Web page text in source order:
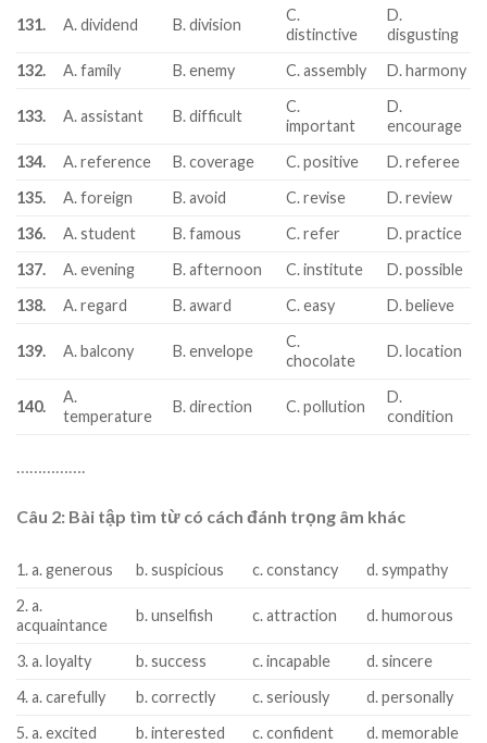
131. A. dividend B. division
C.
distinctive
D.
disgusting
132.
A. family B. enemy C. assembly D. harmony
133. A. assistant B. difficult
C.
important
D.
encourage
134.
A. reference B. coverage C. positive
D. referee
135.
A. foreign B. avoid C. revise
D. review
136.
A. student B. famous C. refer
D. practice
137.
A. evening B. afternoon C. institute
D. possible
138.
A. regard B. award C. easy D. believe
139. A. balcony B. envelope
C.
chocolate
D. location
140.
A.
temperature
B. direction C. pollution
D.
condition
…………….
Câu 2: Bài tập tìm từ có cách đánh trọng âm khác
1. a. generous b. suspicious c. constancy
d. sympathy
2. a.
acquaintance
b. unselfish c. attraction d. humorous
3. a. loyalty b. success c. incapable
d. sincere
4. a. carefully
b. correctly c. seriously
d. personally
5. a. excited
b. interested c. confident
d. memorable